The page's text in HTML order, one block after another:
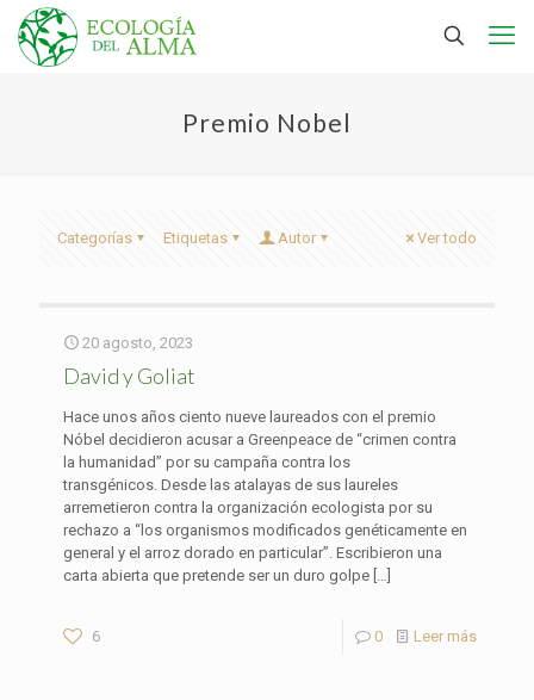
Premio Nobel
Categorías Etiquetas Autor Ver todo
20 agosto, 2023
David y Goliat
Hace unos años ciento nueve laureados con el premio
Nóbel decidieron acusar a Greenpeace de “crimen contra
la humanidad” por su campaña contra los
transgénicos. Desde las atalayas de sus laureles
arremetieron contra la organización ecologista por su
rechazo a “los organismos modificados genéticamente en
general y el arroz dorado en particular”. Escribieron una
carta abierta que pretende ser un duro golpe […]
6 0 Leer más